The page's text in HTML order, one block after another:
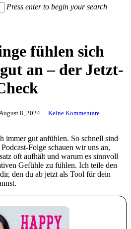
Press enter to begin your search
fühlen sich
an – der Jetzt-
August 8, 2024 Keine Kommentare
immer gut anfühlen. So schnell sind
Folge schauen wir uns an,
oft aufhält und warum es sinnvoll
Gefühle zu fühlen. Ich teile den
den du ab jetzt als Tool für dein